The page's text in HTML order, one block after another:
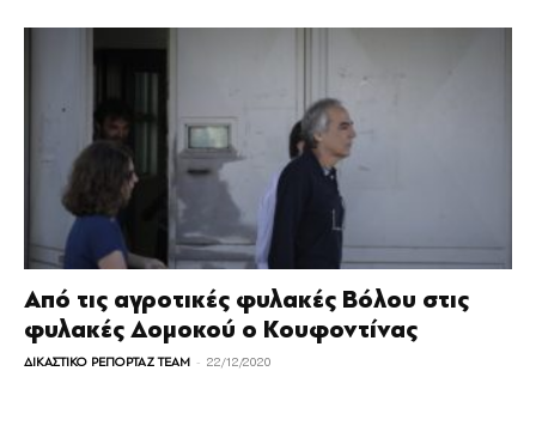
Από τις αγροτικές φυλακές Βόλου στις
φυλακές Δομοκού ο Κουφοντίνας
ΔΙΚΑΣΤΙΚΟ ΡΕΠΟΡΤΑΖ TEAM - 22/12/2020